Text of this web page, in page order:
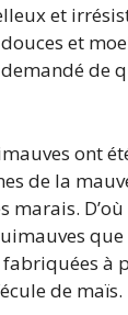
et
et
de
ont
de la
marais.
à
de maïs.